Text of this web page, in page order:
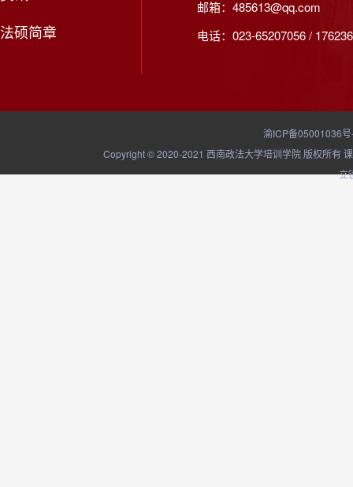
法硕简章
邮箱：485613@qq.com
电话：023-65207056 /
渝ICP备05001036
Copyright © 2020-2021 西南政法大学培训学院 版权所有
立